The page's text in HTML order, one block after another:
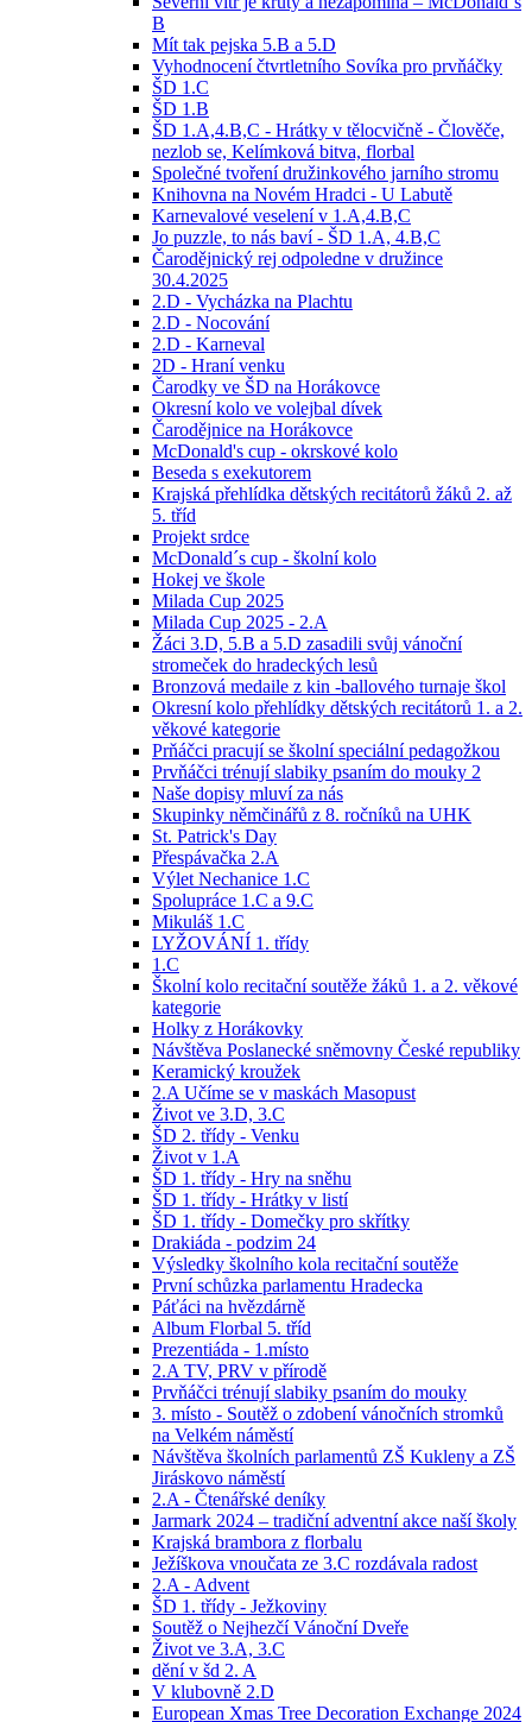
B
Mít tak pejska 5.B a 5.D
Vyhodnocení čtvrtletního Sovíka pro prvňáčky
ŠD 1.C
ŠD 1.B
ŠD 1.A,4.B,C - Hrátky v tělocvičně - Člověče,
nezlob se, Kelímková bitva, florbal
Společné tvoření družinkového jarního stromu
Knihovna na Novém Hradci - U Labutě
Karnevalové veselení v 1.A,4.B,C
Jo puzzle, to nás baví - ŠD 1.A, 4.B,C
Čarodějnický rej odpoledne v družince
30.4.2025
2.D - Vycházka na Plachtu
2.D - Nocování
2.D - Karneval
2D - Hraní venku
Čarodky ve ŠD na Horákovce
Okresní kolo ve volejbal dívek
Čarodějnice na Horákovce
McDonald's cup - okrskové kolo
Beseda s exekutorem
Krajská přehlídka dětských recitátorů žáků 2. až
5. tříd
Projekt srdce
McDonald´s cup - školní kolo
Hokej ve škole
Milada Cup 2025
Milada Cup 2025 - 2.A
Žáci 3.D, 5.B a 5.D zasadili svůj vánoční
stromeček do hradeckých lesů
Bronzová medaile z kin -ballového turnaje škol
Okresní kolo přehlídky dětských recitátorů 1. a 2.
věkové kategorie
Prňáčci pracují se školní speciální pedagožkou
Prvňáčci trénují slabiky psaním do mouky 2
Naše dopisy mluví za nás
Skupinky němčinářů z 8. ročníků na UHK
St. Patrick's Day
Přespávačka 2.A
Výlet Nechanice 1.C
Spolupráce 1.C a 9.C
Mikuláš 1.C
LYŽOVÁNÍ 1. třídy
1.C
Školní kolo recitační soutěže žáků 1. a 2. věkové
kategorie
Holky z Horákovky
Návštěva Poslanecké sněmovny České republiky
Keramický kroužek
2.A Učíme se v maskách Masopust
Život ve 3.D, 3.C
ŠD 2. třídy - Venku
Život v 1.A
ŠD 1. třídy - Hry na sněhu
ŠD 1. třídy - Hrátky v listí
ŠD 1. třídy - Domečky pro skřítky
Drakiáda - podzim 24
Výsledky školního kola recitační soutěže
První schůzka parlamentu Hradecka
Páťáci na hvězdárně
Album Florbal 5. tříd
Prezentiáda - 1.místo
2.A TV, PRV v přírodě
Prvňáčci trénují slabiky psaním do mouky
3. místo - Soutěž o zdobení vánočních stromků
na Velkém náměstí
Návštěva školních parlamentů ZŠ Kukleny a ZŠ
Jiráskovo náměstí
2.A - Čtenářské deníky
Jarmark 2024 – tradiční adventní akce naší školy
Krajská brambora z florbalu
Ježíškova vnoučata ze 3.C rozdávala radost
2.A - Advent
ŠD 1. třídy - Ježkoviny
Soutěž o Nejhezčí Vánoční Dveře
Život ve 3.A, 3.C
dění v šd 2. A
V klubovně 2.D
European Xmas Tree Decoration Exchange 2024